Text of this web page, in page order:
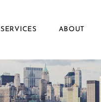
SERVICES ABOUT